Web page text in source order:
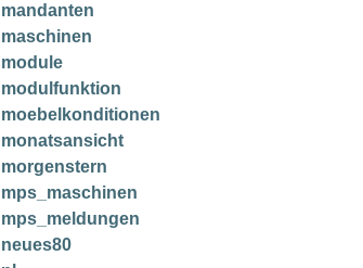
mandanten
maschinen
module
modulfunktion
moebelkonditionen
monatsansicht
morgenstern
mps_maschinen
mps_meldungen
neues80